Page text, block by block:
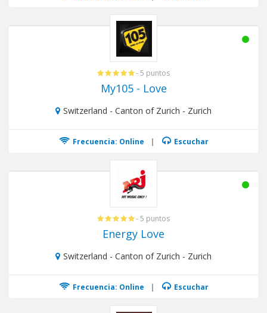
- 5 puntos
My105 - Love
Switzerland - Canton of Zurich - Zurich
Frecuencia: Online | Escuchar
- 5 puntos
Energy Love
Switzerland - Canton of Zurich - Zurich
Frecuencia: Online | Escuchar